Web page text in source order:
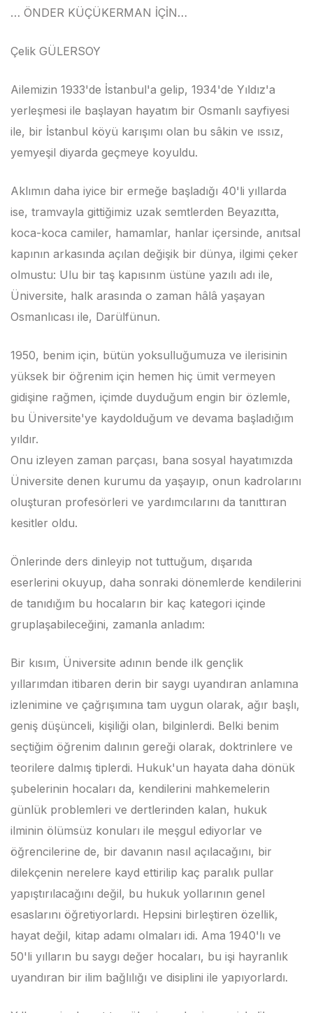
… ÖNDER KÜÇÜKERMAN İÇİN…
Çelik GÜLERSOY
Ailemizin 1933'de İstanbul'a gelip, 1934'de Yıldız'a
yerleşmesi ile başlayan hayatım bir Osmanlı sayfiyesi
ile, bir İstanbul köyü karışımı olan bu sâkin ve ıssız,
yemyeşil diyarda geçmeye koyuldu.
Aklımın daha iyice bir ermeğe başladığı 40'li yıllarda
ise, tramvayla gittiğimiz uzak semtlerden Beyazıtta,
koca-koca camiler, hamamlar, hanlar içersinde, anıtsal
kapının arkasında açılan değişik bir dünya, ilgimi çeker
olmustu: Ulu bir taş kapısınm üstüne yazılı adı ile,
Üniversite, halk arasında o zaman hâlâ yaşayan
Osmanlıcası ile, Darülfünun.
1950, benim için, bütün yoksulluğumuza ve ilerisinin
yüksek bir öğrenim için hemen hiç ümit vermeyen
gidişine rağmen, içimde duyduğum engin bir özlemle,
bu Üniversite'ye kaydolduğum ve devama başladığım
yıldır.
Onu izleyen zaman parçası, bana sosyal hayatımızda
Üniversite denen kurumu da yaşayıp, onun kadrolarını
oluşturan profesörleri ve yardımcılarını da tanıttıran
kesitler oldu.
Önlerinde ders dinleyip not tuttuğum, dışarıda
eserlerini okuyup, daha sonraki dönemlerde kendilerini
de tanıdığım bu hocaların bir kaç kategori içinde
gruplaşabileceğini, zamanla anladım:
Bir kısım, Üniversite adının bende ilk gençlik
yıllarımdan itibaren derin bir saygı uyandıran anlamına
izlenimine ve çağrışımına tam uygun olarak, ağır başlı,
geniş düşünceli, kişiliği olan, bilginlerdi. Belki benim
seçtiğim öğrenim dalının gereği olarak, doktrinlere ve
teorilere dalmış tiplerdi. Hukuk'un hayata daha dönük
şubelerinin hocaları da, kendilerini mahkemelerin
günlük problemleri ve dertlerinden kalan, hukuk
ilminin ölümsüz konuları ile meşgul ediyorlar ve
öğrencilerine de, bir davanın nasıl açılacağını, bir
dilekçenin nerelere kayd ettirilip kaç paralık pullar
yapıştırılacağını değil, bu hukuk yollarının genel
esaslarını öğretiyorlardı. Hepsini birleştiren özellik,
hayat değil, kitap adamı olmaları idi. Ama 1940'lı ve
50'li yılların bu saygı değer hocaları, bu işi hayranlık
uyandıran bir ilim bağlılığı ve disiplini ile yapıyorlardı.